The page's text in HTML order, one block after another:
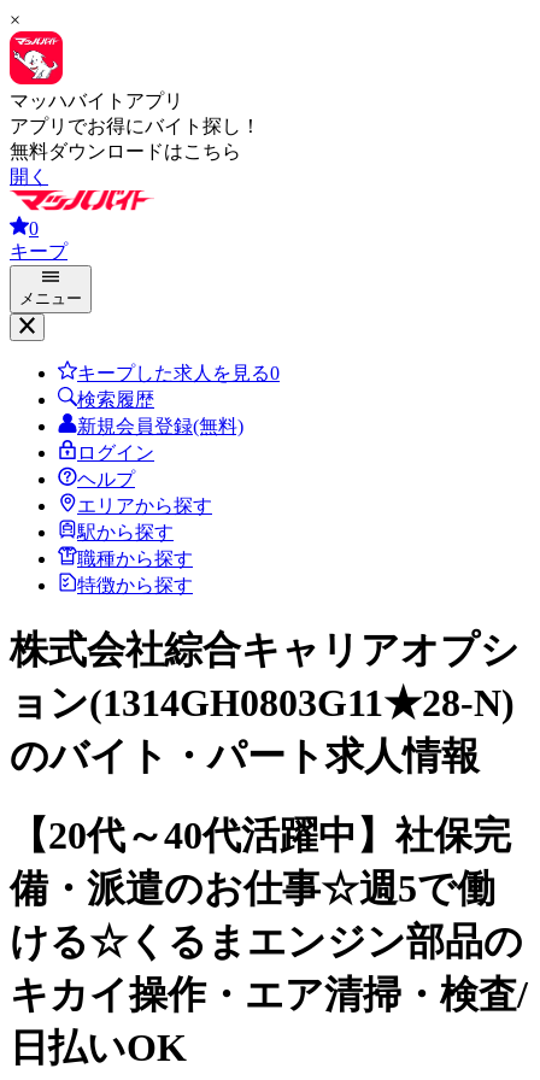
×
マッハバイトアプリ
アプリでお得にバイト探し！
無料ダウンロードはこちら
開く
0
キープ
メニュー
キープした求人を見る0
検索履歴
新規会員登録(無料)
ログイン
ヘルプ
エリアから探す
駅から探す
職種から探す
特徴から探す
株式会社綜合キャリアオプシ
ョン(1314GH0803G11★28-N)
のバイト・パート求人情報
【20代～40代活躍中】社保完
備・派遣のお仕事☆週5で働
ける☆くるまエンジン部品の
キカイ操作・エア清掃・検査/
日払いOK